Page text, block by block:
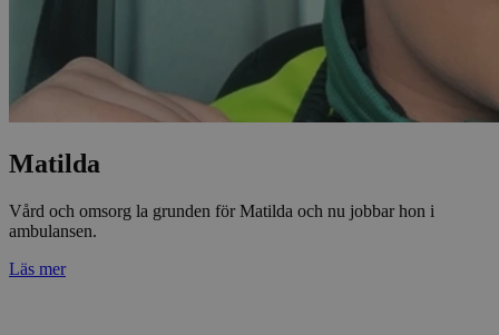
Matilda
Vård och omsorg la grunden för Matilda och nu jobbar hon i
ambulansen.
Läs mer